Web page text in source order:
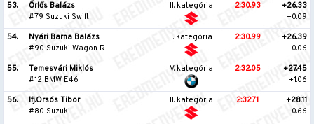
53.
Őrlős Balázs
#79 Suzuki Swift
II. kategória 2:30.93
+26.33
+0.09
54.
Nyári Barna Balázs
#90 Suzuki Wagon R
I. kategória 2:30.99
+26.39
+0.06
55.
Temesvári Miklós
#12 BMW E46
V. kategória 2:32.05
+27.45
+1.06
56.
Ifj.Orsós Tibor
#80 Suzuki
II. kategória 2:32.71
+28.11
+0.66